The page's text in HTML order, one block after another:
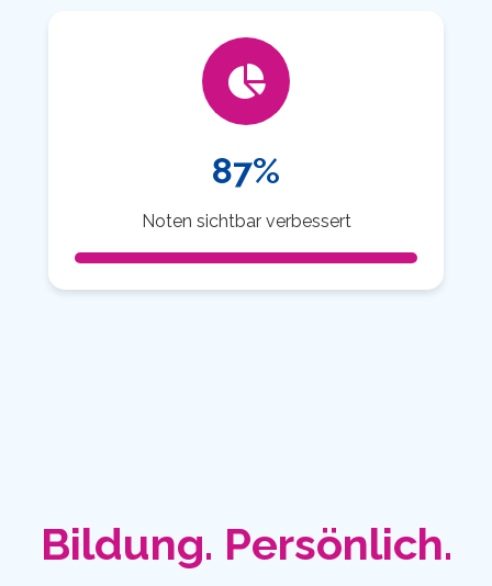
87%
Noten sichtbar verbessert
Bildung. Persönlich.